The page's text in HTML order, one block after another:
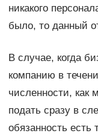
никакого
было, то данный
В случае, когда
компанию в
численности,
подать сразу в
обязанность есть